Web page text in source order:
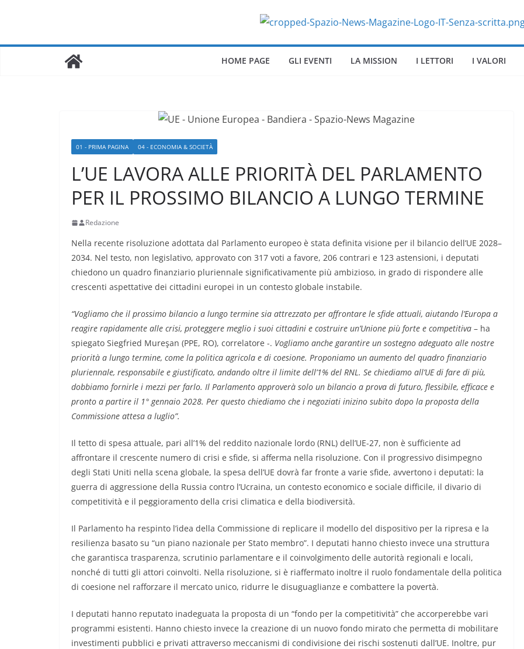
HOME PAGE GLI EVENTI LA MISSION I LETTORI I VALORI
01 - PRIMA PAGINA 04 - ECONOMIA & SOCIETÀ
L’UE LAVORA ALLE PRIORITÀ DEL PARLAMENTO
PER IL PROSSIMO BILANCIO A LUNGO TERMINE
Redazione
Nella recente risoluzione adottata dal Parlamento europeo è stata definita visione per il bilancio dell’UE 2028–
2034. Nel testo, non legislativo, approvato con 317 voti a favore, 206 contrari e 123 astensioni, i deputati
chiedono un quadro finanziario pluriennale significativamente più ambizioso, in grado di rispondere alle
crescenti aspettative dei cittadini europei in un contesto globale instabile.
“Vogliamo che il prossimo bilancio a lungo termine sia attrezzato per affrontare le sfide attuali, aiutando l’Europa a
reagire rapidamente alle crisi, proteggere meglio i suoi cittadini e costruire un’Unione più forte e competitiva – ha
spiegato Siegfried Mureşan (PPE, RO), correlatore -. Vogliamo anche garantire un sostegno adeguato alle nostre
priorità a lungo termine, come la politica agricola e di coesione. Proponiamo un aumento del quadro finanziario
pluriennale, responsabile e giustificato, andando oltre il limite dell’1% del RNL. Se chiediamo all’UE di fare di più,
dobbiamo fornirle i mezzi per farlo. Il Parlamento approverà solo un bilancio a prova di futuro, flessibile, efficace e
pronto a partire il 1° gennaio 2028. Per questo chiediamo che i negoziati inizino subito dopo la proposta della
Commissione attesa a luglio”.
Il tetto di spesa attuale, pari all’1% del reddito nazionale lordo (RNL) dell’UE-27, non è sufficiente ad
affrontare il crescente numero di crisi e sfide, si afferma nella risoluzione. Con il progressivo disimpegno
degli Stati Uniti nella scena globale, la spesa dell’UE dovrà far fronte a varie sfide, avvertono i deputati: la
guerra di aggressione della Russia contro l’Ucraina, un contesto economico e sociale difficile, il divario di
competitività e il peggioramento della crisi climatica e della biodiversità.
Il Parlamento ha respinto l’idea della Commissione di replicare il modello del dispositivo per la ripresa e la
resilienza basato su “un piano nazionale per Stato membro”. I deputati hanno chiesto invece una struttura
che garantisca trasparenza, scrutinio parlamentare e il coinvolgimento delle autorità regionali e locali,
nonché di tutti gli attori coinvolti. Nella risoluzione, si è riaffermato inoltre il ruolo fondamentale della politica
di coesione nel rafforzare il mercato unico, ridurre le disuguaglianze e combattere la povertà.
I deputati hanno reputato inadeguata la proposta di un “fondo per la competitività” che accorperebbe vari
programmi esistenti. Hanno chiesto invece la creazione di un nuovo fondo mirato che permetta di mobilitare
investimenti pubblici e privati attraverso meccanismi di condivisione dei rischi sostenuti dall’UE. Inoltre, pur